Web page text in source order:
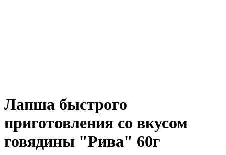
Лапша быстрого
приготовления со вкусом
говядины "Рива" 60г